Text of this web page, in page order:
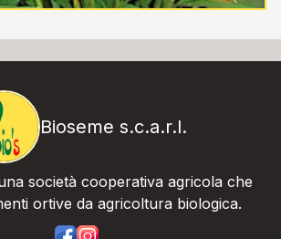
Bioseme s.c.a.r.l.
società cooperativa agricola che
ortive da agricoltura biologica.